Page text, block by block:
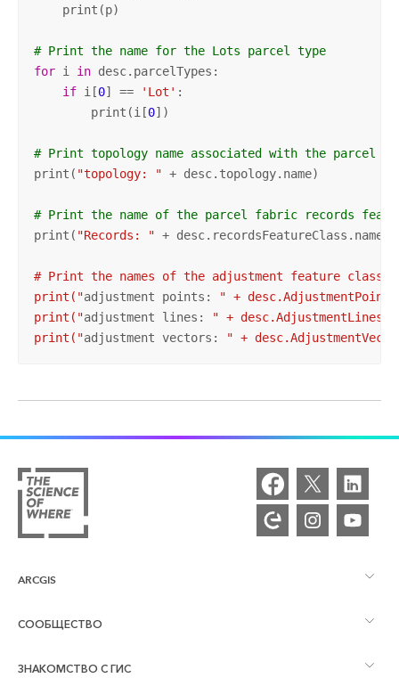
    print(p)
# Print the name for the Lots parcel type
for i in desc.parcelTypes:
if i[0] == 'Lot' :
        print(i[
0])
# Print topology name associated with the parcel
print( "topology: " + desc.topology.name)
# Print the name of the parcel fabric records
print( "Records: " + desc.recordsFeatureClass.name
# Print the names of the adjustment feature classes
print("adjustment points:
" +
print("adjustment lines:
" +
print("adjustment vectors: " +
ARCGIS
Обзор ArcGIS
СООБЩЕСТВО
Сообщества и форумы
ЗНАКОМСТВО С ГИС